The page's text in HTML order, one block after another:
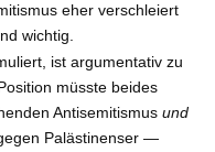
eher verschleiert
wichtig.
ist argumentativ zu
müsste beides
Antisemitismusund
Palästinenser —